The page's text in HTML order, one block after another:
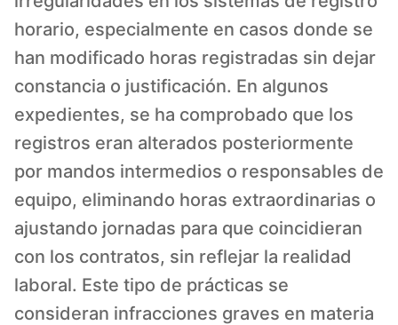
horario, especialmente en casos donde se
han modificado horas registradas sin dejar
constancia o justificación. En algunos
expedientes, se ha comprobado que los
registros eran alterados posteriormente
por mandos intermedios o responsables de
equipo, eliminando horas extraordinarias o
ajustando jornadas para que coincidieran
con los contratos, sin reflejar la realidad
laboral. Este tipo de prácticas se
consideran infracciones graves en materia